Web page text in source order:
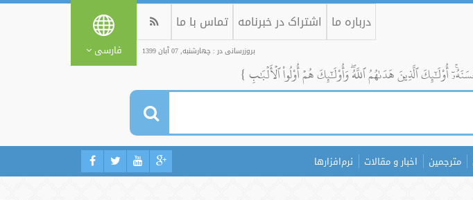
درباره ما اشتراک در خبرنامه تماس با ما
بروزرسانی در : چهارشنبه, 07 آبان 1399 فارسی
أُوْلَٰٓئِكَ ٱلَّذِينَ هَدَىٰهُمُ ٱللَّهُۖ وَأُوْلَٰٓئِكَ هُمۡ أُوْلُواْ ٱلۡأَلۡبَٰبِ }
مترجمین اخبار و مقالات نرم‌افزارها